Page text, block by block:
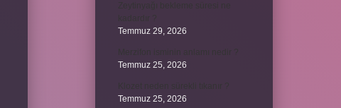
Temmuz 29, 2026
Temmuz 25, 2026
Temmuz 25, 2026